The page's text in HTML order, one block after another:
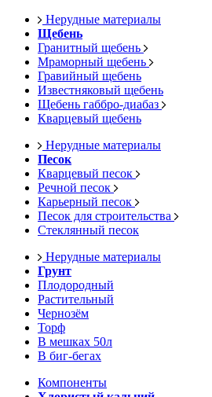
Нерудные материалы
Щебень
Гранитный щебень
Мраморный щебень
Гравийный щебень
Известняковый щебень
Щебень габбро-диабаз
Кварцевый щебень
Нерудные материалы
Песок
Кварцевый песок
Речной песок
Карьерный песок
Песок для строительства
Стеклянный песок
Нерудные материалы
Грунт
Плодородный
Растительный
Чернозём
Торф
В мешках 50л
В биг-бегах
Компоненты